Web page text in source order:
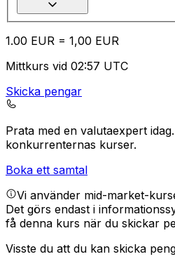
1.00 EUR = 1,00 EUR
Mittkurs vid 02:57 UTC
Skicka pengar
Prata med en valutaexpert idag.
konkurrenternas kurser.
Boka ett samtal
Vi använder mid-market-
Det görs endast i
få denna kurs när du skickar
Visste du att du kan skicka